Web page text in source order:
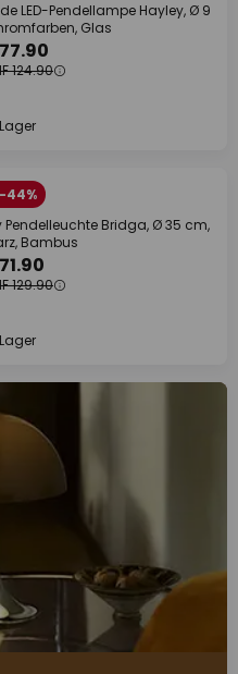
LED-Pendellampe Hayley, Ø 9
Glas
124.90
44%
Pendelleuchte Bridga, Ø 35 cm,
Bambus
129.90